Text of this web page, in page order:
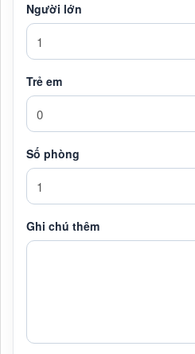
Người lớn
Trẻ em
Số phòng
Ghi chú thêm